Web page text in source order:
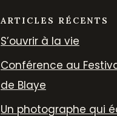
ARTICLES RÉCENTS
S’ouvrir à la vie
Conférence au
de Blaye
Un photographe qui